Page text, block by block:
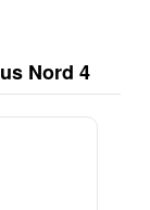
Nord 4